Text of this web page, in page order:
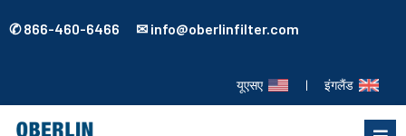
✆ 866-460-6466 ✉ info@oberlinfilter.com
यूएसए | इंगलैंड